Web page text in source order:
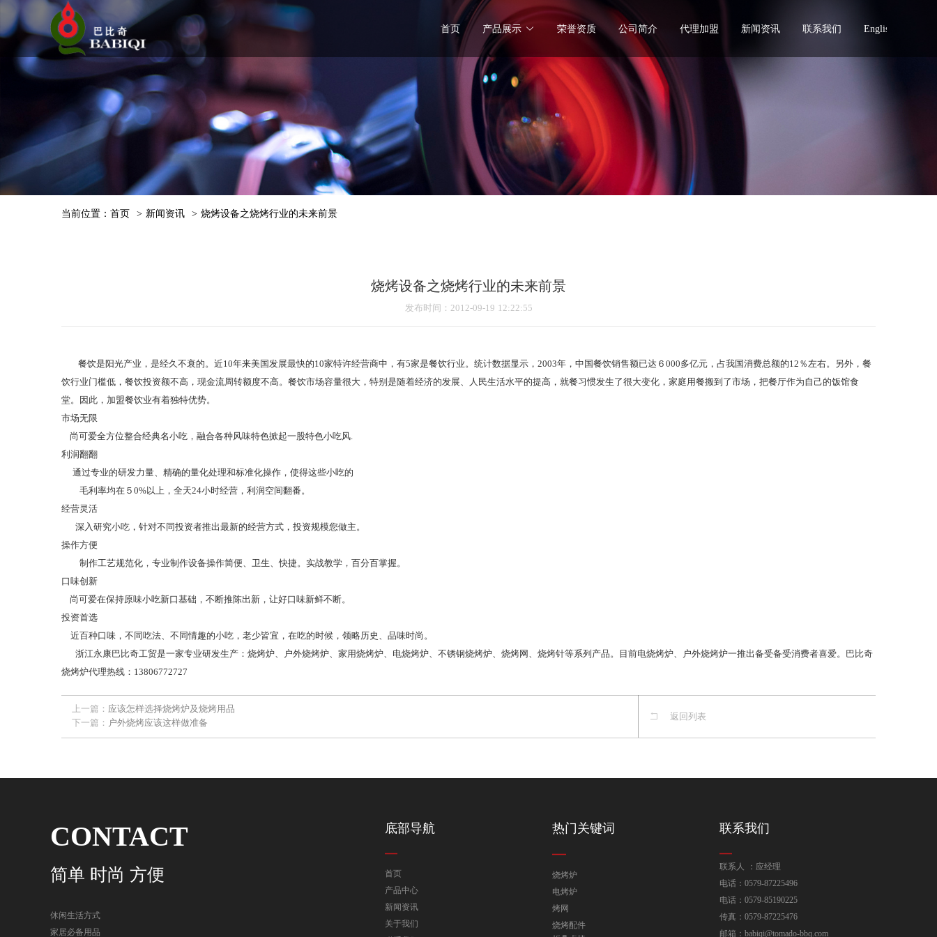
首页 产品展示 荣誉资质 公司简介 代理加盟 新闻资讯 联系我们 English
当前位置： 首页 > 新闻资讯 > 烧烤设备之烧烤行业的未来前景
烧烤设备之烧烤行业的未来前景
发布时间 ：2012-09-19 12:22:55
餐饮是阳光产业，是经久不衰的。近10年来美国发展最快的10家特许经营商中，有5家是餐饮行业。统计数据显示，2003年，中国餐饮销售额已达６000多亿元，占我国消费总额的12％左右。另外，餐
饮行业门槛低，餐饮投资额不高，现金流周转额度不高。餐饮市场容量很大，特别是随着经济的发展、人民生活水平的提高，就餐习惯发生了很大变化，家庭用餐搬到了市场，把餐厅作为自己的饭馆食
堂。因此，加盟餐饮业有着独特优势。
市场无限
尚可爱全方位整合经典名小吃，融合各种风味特色掀起一股特色小吃风.
利润翻翻
通过专业的研发力量、精确的量化处理和标准化操作，使得这些小吃的
毛利率均在５0%以上，全天24小时经营，利润空间翻番。
经营灵活
深入研究小吃，针对不同投资者推出最新的经营方式，投资规模您做主。
操作方便
制作工艺规范化，专业制作设备操作简便、卫生、快捷。实战教学，百分百掌握。
口味创新
尚可爱在保持原味小吃新口基础，不断推陈出新，让好口味新鲜不断。
投资首选
近百种口味，不同吃法、不同情趣的小吃，老少皆宜，在吃的时候，领略历史、品味时尚。
浙江永康巴比奇工贸是一家专业研发生产：烧烤炉、户外烧烤炉、家用烧烤炉、电烧烤炉、不锈钢烧烤炉、烧烤网、烧烤针等系列产品。目前电烧烤炉、户外烧烤炉一推出备受备受消费者喜爱。巴比奇
烧烤炉代理热线：13806772727
上一篇： 应该怎样选择烧烤炉及烧烤用品
下一篇： 户外烧烤应该这样做准备
返回列表
CONTACT
简单 时尚 方便
休闲生活方式
家居必备用品
底部导航
首页
产品中心
新闻资讯
关于我们
热门关键词
烧烤炉
电烤炉
烤网
烧烤配件
联系我们
联系人 ：应经理
电话：0579-87225496
电话：0579-85190225
传真：0579-87225476
邮箱：babiqi@tomado-bbq.com